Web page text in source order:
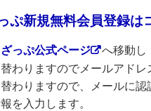
ぷ新規無料会員登録は
っぷ公式ページ
へ移動し
わりますのでメールアドレ
わりますので、メールに
を入力します。